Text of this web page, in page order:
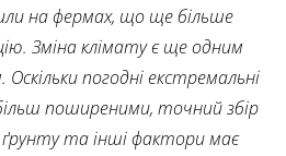
на фермах, що ще більше
Зміна клімату є ще одним
погодні екстремальні
поширеними, точний збір
ґрунту та інші фактори має